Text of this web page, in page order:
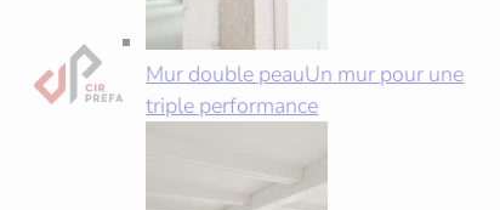
Mur double peauUn mur pour une
triple performance